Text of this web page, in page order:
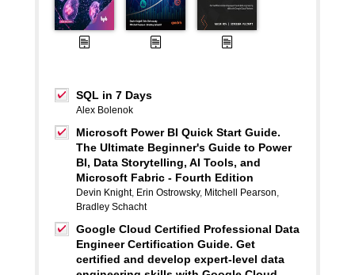
SQL in 7 Days
Alex Bolenok
Microsoft Power BI Quick Start Guide.
The Ultimate Beginner's Guide to Power
BI, Data Storytelling, AI Tools, and
Microsoft Fabric - Fourth Edition
Devin Knight, Erin Ostrowsky, Mitchell Pearson,
Bradley Schacht
Google Cloud Certified Professional Data
Engineer Certification Guide. Get
certified and develop expert-level data